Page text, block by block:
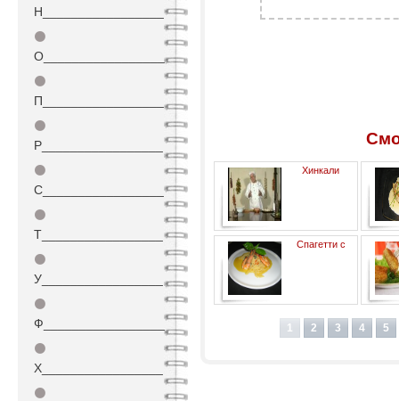
Н_________________
⚫
О_________________
⚫
П_________________
⚫
Р_________________
⚫
С_________________
⚫
Т_________________
⚫
У_________________
⚫
Ф_________________
⚫
Х_________________
⚫
Хинкали
Спагетти с
1 2 3 4 5